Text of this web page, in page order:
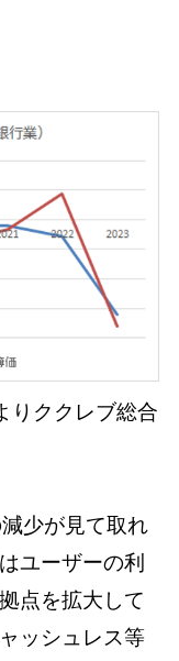
りククレブ総合
少が見て取れ
ユーザーの利
点を拡大して
ッシュレス等